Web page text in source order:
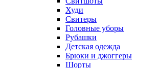
Худи
Свитеры
Головные уборы
Рубашки
Детская одежда
Брюки и джоггеры
Шорты